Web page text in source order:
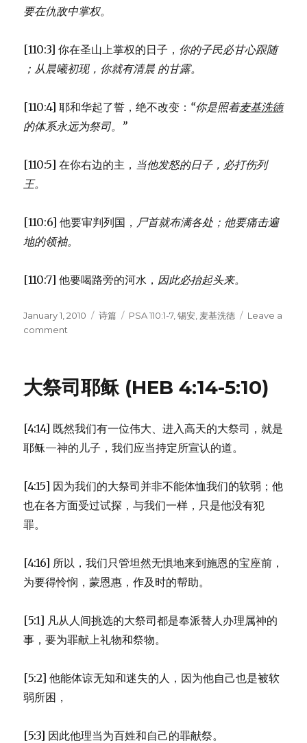
要在仇敌中掌权。
[110:3] 你在圣山上掌权的日子， 你的子民必甘心跟随
； 从晨曦初现， 你就有清晨 的甘露。
[110:4] 耶和华起了誓，绝不改变： “你是照着麦基洗德
的体系永远为祭司。”
[110:5] 在你右边的主， 当他发怒的日子，必打伤列
王。
[110:6] 他要审判列国， 尸首就布满各处； 他要痛击遍
地的领袖。
[110:7] 他要喝路旁的河水， 因此必抬起头来。
Posted
on
January 1, 2010 Categories
诗篇 Tags
PSA 110:1-7,锡安 麦基洗德
Leave a
comment
所
之
王
7)
大祭司耶稣 (HEB 4:14-5:10)
[4:14] 既然我们有一位伟大、进入高天的大祭司，就是
耶稣—神的儿子，我们应当持定所宣认的道。
[4:15] 因为我们的大祭司并非不能体恤我们的软弱；他
也在各方面受过试探，与我们一样，只是他没有犯
罪。
[4:16] 所以，我们只管坦然无惧地来到施恩的宝座前，
为要得怜悯，蒙恩惠，作及时的帮助。
[5:1] 凡从人间挑选的大祭司都是奉派替人办理属神的
事，要为罪献上礼物和祭物。
[5:2] 他能体谅无知和迷失的人，因为他自己也是被软
弱所困，
[5:3] 因此他理当为百姓和自己的罪献祭。